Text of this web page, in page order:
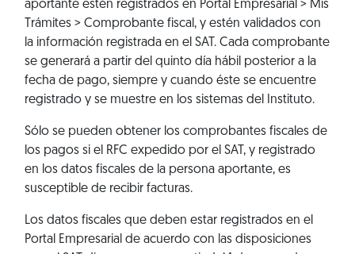
aportante estén registrados en Portal Empresarial > Mis
Trámites > Comprobante fiscal , y estén validados con
la información registrada en el SAT. Cada comprobante
se generará a partir del quinto día hábil posterior a la
fecha de pago, siempre y cuando éste se encuentre
registrado y se muestre en los sistemas del Instituto.
Sólo se pueden obtener los comprobantes fiscales de
los pagos si el RFC expedido por el SAT, y registrado
en los datos fiscales de la persona aportante, es
susceptible de recibir facturas.
Los datos fiscales que deben estar registrados en el
Portal Empresarial de acuerdo con las disposiciones